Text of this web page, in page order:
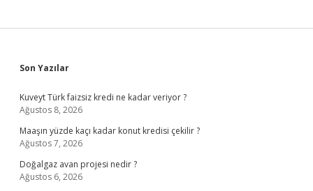
Sidebar
Son Yazılar
Kuveyt Türk faizsiz kredi ne kadar veriyor ?
Ağustos 8, 2026
Maaşın yüzde kaçı kadar konut kredisi çekilir ?
Ağustos 7, 2026
Doğalgaz avan projesi nedir ?
Ağustos 6, 2026